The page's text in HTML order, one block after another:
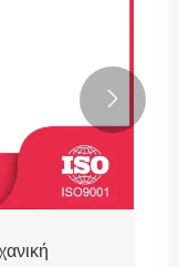
